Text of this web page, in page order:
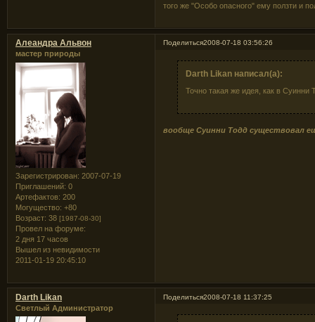
того же "Особо опасного" ему ползти и
Поделиться2008-07-18 03:56:26
Алеандра Альвон
мастер природы
Зарегистрирован: 2007-07-19
Приглашений: 0
Артефактов: 200
Могущество: +80
Возраст: 38 [1987-08-30]
Провел на форуме:
2 дня 17 часов
Вышел из невидимости
2011-01-19 20:45:10
Darth Likan написал(а):
Точно такая же идея, как в
вообще Суинни Тодд существовал
Поделиться2008-07-18 11:37:25
Darth Likan
Светлый Администратор